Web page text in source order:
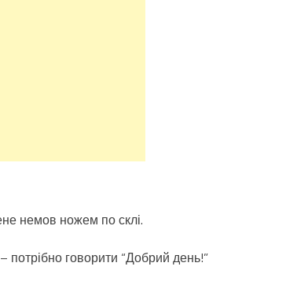
немов ножем по склі.
потрібно говорити “Добрий день!”